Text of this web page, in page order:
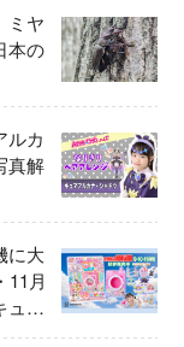
ミヤ
本の
ルカ
真解
に大
月